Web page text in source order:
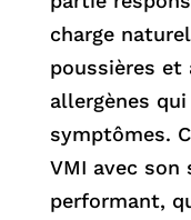
charge
poussières et
allergènes
symptômes.
VMI avec
performant,